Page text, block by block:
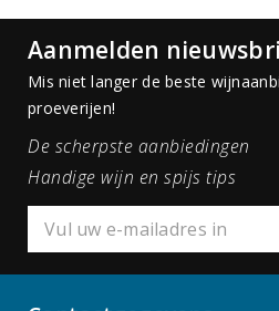
Aanmelden
Mis niet langer de beste
proeverijen!
De scherpste aanbiedingen
Handige wijn en spijs tips